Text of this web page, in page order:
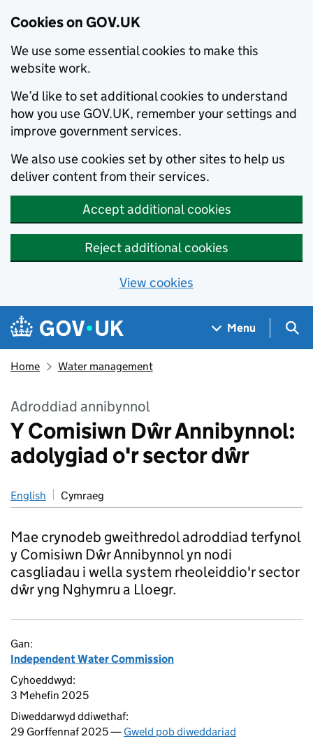
Cookies on GOV.UK
We use some essential cookies to make this
website work.
We’d like to set additional cookies to understand
how you use GOV.UK, remember your settings and
improve government services.
We also use cookies set by other sites to help us
deliver content from their services.
Accept additional cookies
Reject additional cookies
View cookies
Skip to main content
Navigation menu
Menu
Home Water management
Adroddiad annibynnol
Y Comisiwn Dŵr Annibynnol:
adolygiad o'r sector dŵr
English Cymraeg
Mae crynodeb gweithredol adroddiad terfynol
y Comisiwn Dŵr Annibynnol yn nodi
casgliadau i wella system rheoleiddio'r sector
dŵr yng Nghymru a Lloegr.
Gan:
Independent Water Commission
Cyhoeddwyd:
3 Mehefin 2025
Diweddarwyd ddiwethaf:
29 Gorffennaf 2025 — Gweld pob diweddariad